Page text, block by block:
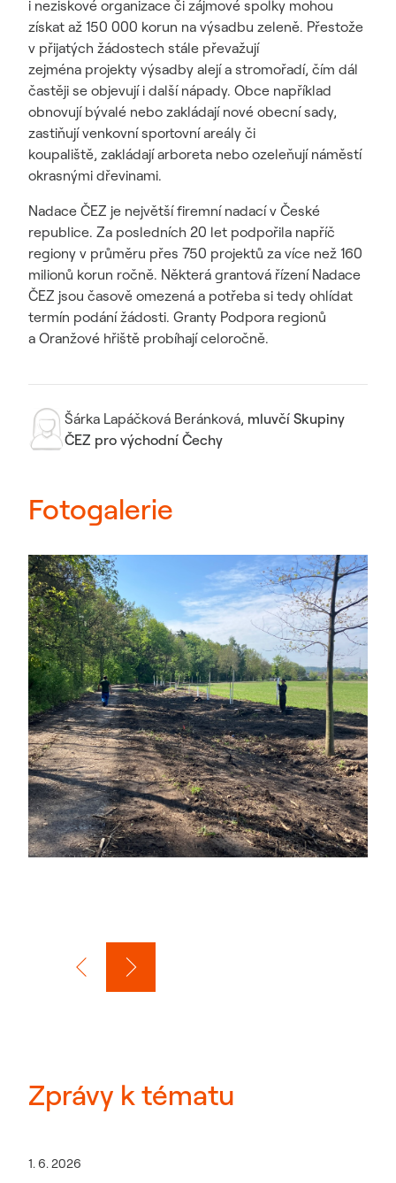
i neziskové organizace či zájmové spolky mohou
získat až 150 000 korun na výsadbu zeleně. Přestože
v přijatých žádostech stále převažují
zejména projekty výsadby alejí a stromořadí, čím dál
častěji se objevují i další nápady. Obce například
obnovují bývalé nebo zakládají nové obecní sady,
zastiňují venkovní sportovní areály či
koupaliště, zakládají arboreta nebo ozeleňují náměstí
okrasnými dřevinami.
Nadace ČEZ je největší firemní nadací v České
republice. Za posledních 20 let podpořila napříč
regiony v průměru přes 750 projektů za více než 160
milionů korun ročně. Některá grantová řízení Nadace
ČEZ jsou časově omezená a potřeba si tedy ohlídat
termín podání žádosti. Granty Podpora regionů
a Oranžové hřiště probíhají celoročně.
Šárka Lapáčková Beránková, mluvčí Skupiny
ČEZ pro východní Čechy
Fotogalerie
Zprávy k tématu
1. 6. 2026